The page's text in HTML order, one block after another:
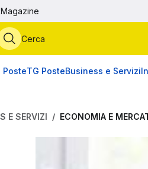
principale
Magazine
Cerca
PosteTG PosteBusiness e Servizi
E SERVIZI ECONOMIA E